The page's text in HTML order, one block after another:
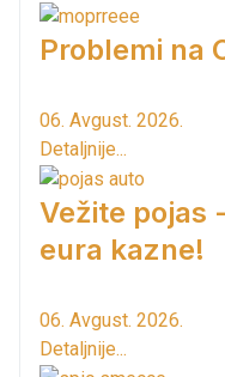
Problemi na
06. Avgust. 2026.
Detaljnije...
Vežite pojas
eura kazne!
06. Avgust. 2026.
Detaljnije...